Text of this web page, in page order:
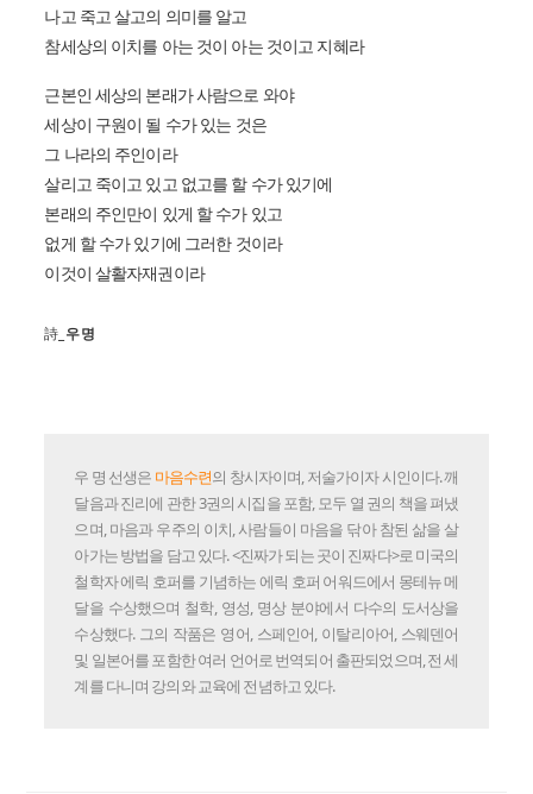
나고 죽고 살고의 의미를 알고
참세상의 이치를 아는 것이 아는 것이고 지혜라
근본인 세상의 본래가 사람으로 와야
세상이 구원이 될 수가 있는 것은
그 나라의 주인이라
살리고 죽이고 있고 없고를 할 수가 있기에
본래의 주인만이 있게 할 수가 있고
없게 할 수가 있기에 그러한 것이라
이것이 살활자재권이라
詩_ 우 명
우 명 선생은 마음수련의 창시자이며, 저술가이자 시인이다. 깨
달음과 진리에 관한 3권의 시집을 포함, 모두 열 권의 책을 펴냈
으며, 마음과 우주의 이치, 사람들이 마음을 닦아 참된 삶을 살
아가는 방법을 담고 있다. <진짜가 되는 곳이 진짜다>로 미국의
철학자 에릭 호퍼를 기념하는 에릭 호퍼 어워드에서 몽테뉴 메
달을 수상했으며 철학, 영성, 명상 분야에서 다수의 도서상을
수상했다. 그의 작품은 영어, 스페인어, 이탈리아어, 스웨덴어
및 일본어를 포함한 여러 언어로 번역되어 출판되었으며, 전 세
계를 다니며 강의와 교육에 전념하고 있다.